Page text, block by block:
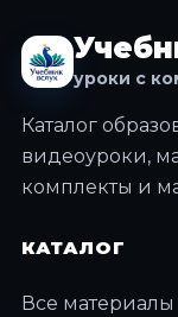
уроки с
Каталог
видеоуроки,
комплекты и
КАТАЛОГ
Все материалы